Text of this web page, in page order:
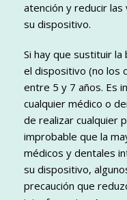
atención y reducir las
su dispositivo.
Si hay que sustituir
el dispositivo (no los
entre 5 y 7 años. Es
cualquier médico o
de realizar cualquier
improbable que la
médicos y dentales
su dispositivo,
precaución que